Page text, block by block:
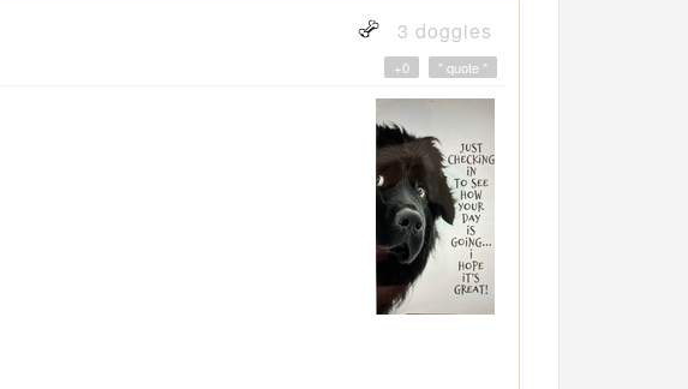
3 doggies
" quote "
+0